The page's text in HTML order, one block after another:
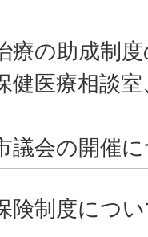
療の助成制
健医療相談
議会の開催
険制度につ